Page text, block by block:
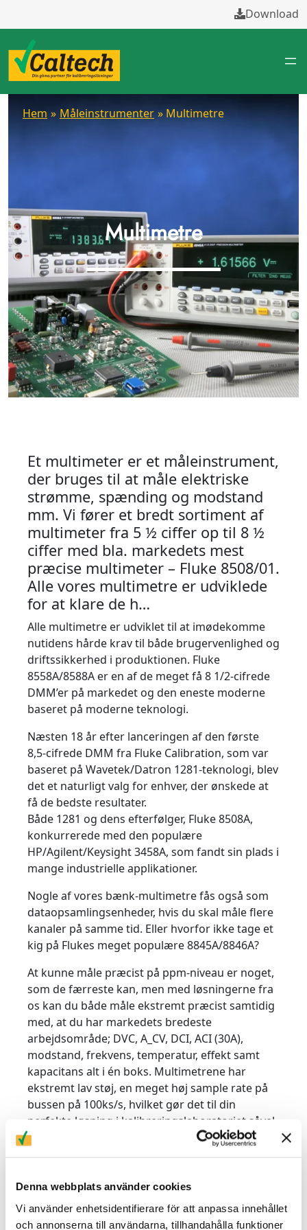
Denna webbplats använder cookies
Vi använder enhetsidentifierare för att anpassa innehållet
och annonserna till användarna, tillhandahålla funktioner
Download
Hem » Måleinstrumenter » Multimetre
Multimetre
Et multimeter er et måleinstrument,
der bruges til at måle elektriske
strømme, spænding og modstand
mm. Vi fører et bredt sortiment af
multimeter fra 5 ½ ciffer op til 8 ½
ciffer med bla. markedets mest
præcise multimeter – Fluke 8508/01.
Alle vores multimetre er udviklede
for at klare de h…
Alle multimetre er udviklet til at imødekomme
nutidens hårde krav til både brugervenlighed og
driftssikkerhed i produktionen. Fluke
8558A/8588A er en af ​​de meget få 8 1/2-cifrede
DMM’er på markedet og den eneste moderne
baseret på moderne teknologi.
Næsten 18 år efter lanceringen af ​​den første
8,5-cifrede DMM fra Fluke Calibration, som var
baseret på Wavetek/Datron 1281-teknologi, blev
det et naturligt valg for enhver, der ønskede at
få de bedste resultater.
Både 1281 og dens efterfølger, Fluke 8508A,
konkurrerede med den populære
HP/Agilent/Keysight 3458A, som fandt sin plads i
mange industrielle applikationer.
Nogle af vores bænk-multimetre fås også som
dataopsamlingsenheder, hvis du skal måle flere
kanaler på samme tid. Eller hvorfor ikke tage et
kig på Flukes meget populære 8845A/8846A?
At kunne måle præcist på ppm-niveau er noget,
som de færreste kan, men med løsningerne fra
os kan du både måle ekstremt præcist samtidig
med, at du har markedets bredeste
arbejdsområde; DVC, A_CV, DCI, ACI (30A),
modstand, frekvens, temperatur, effekt samt
kapacitans alt i én boks. Multimetrene har
ekstremt lav støj, en meget høj sample rate på
bussen på 100ks/s, hvilket gør det til din
perfekte løsning i kalibreringslaboratoriet såvel
som i produktionsrigge. Flere af vores bænk-
multimetre kan naturligvis være emulatorer af
gamle og forældede instrumenter. Vores
moderne instrumenter er naturligvis udstyret
med alt det nyeste og kan efterligne de